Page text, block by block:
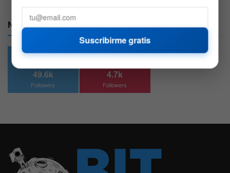
Nuestras Redes:
49.6k
Followers
4.7k
Followers
Suscribirme gratis